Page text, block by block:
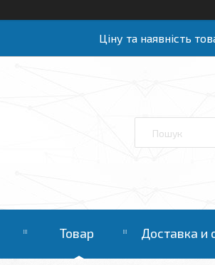
Ціну та наявність
Товар Доставка и